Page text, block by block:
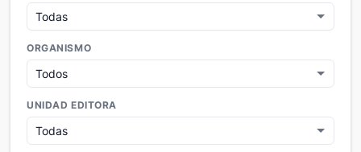
ORGANISMO
UNIDAD EDITORA